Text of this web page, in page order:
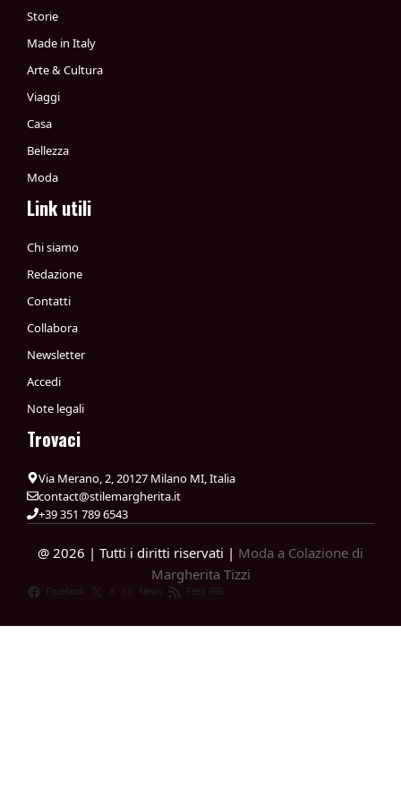
Storie
Made in Italy
Arte & Cultura
Viaggi
Casa
Bellezza
Moda
Link utili
Chi siamo
Redazione
Contatti
Collabora
Newsletter
Accedi
Note legali
Trovaci
Via Merano, 2, 20127 Milano MI, Italia
contact@stilemargherita.it
+39 351 789 6543
@ 2026 | Tutti i diritti riservati | Moda a Colazione di
Margherita Tizzi
Facebook X News Feed RSS